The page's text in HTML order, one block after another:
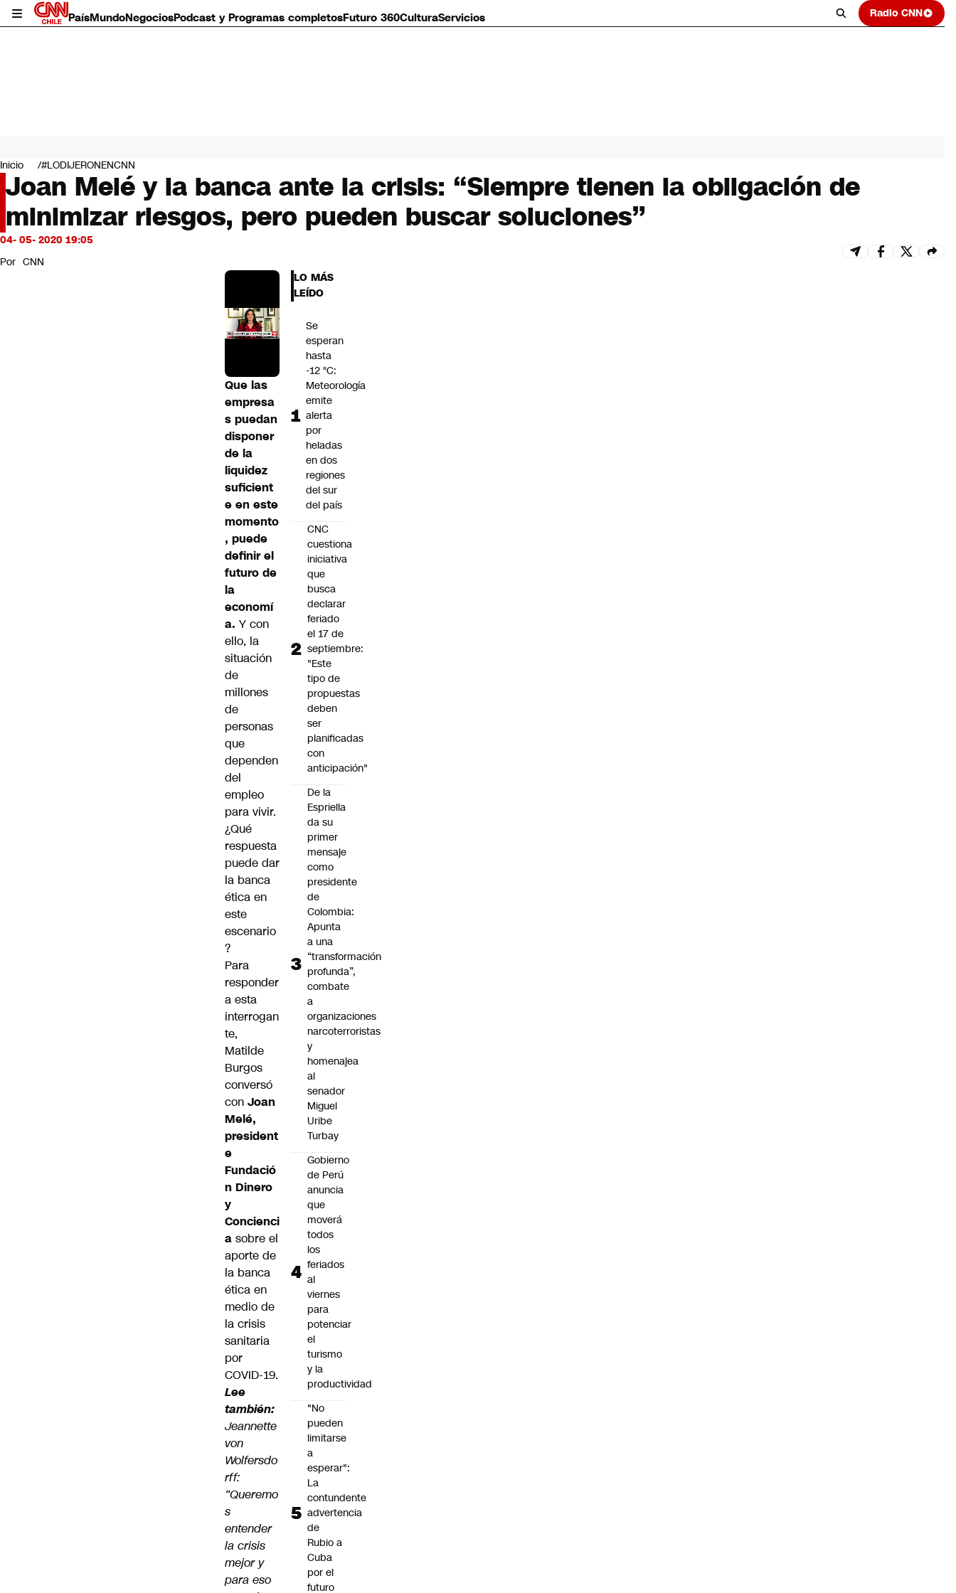
PaísMundoNegociosPodcast y Programas completosFuturo 360CulturaServicios Radio CNN
Mundo
Negocios
Deportes
Programas completos
Cultura
Servicios
Bits
CNN Data
Inicio #LODIJERONENCNN
Joan Melé y la banca ante la crisis: “Siempre tienen la obligación de
minimizar riesgos, pero pueden buscar soluciones”
04- 05- 2020 19:05
Por CNN
Que las
empresa
s puedan
disponer
de la
liquidez
suficient
e en este
momento
, puede
definir el
futuro de
la
economí
a. Y con
ello, la
situación
de
millones
de
personas
que
dependen
del
empleo
para vivir.
¿Qué
respuesta
puede dar
la banca
ética en
este
escenario
?
Para
responder
a esta
interrogan
te,
Matilde
Burgos
conversó
con Joan
Melé,
president
e
Fundació
n Dinero
y
Concienci
a sobre el
aporte de
la banca
ética en
medio de
la crisis
sanitaria
por
COVID-19.
Lee
también:
Jeannette
von
Wolfersdo
rff:
“Queremo
s
entender
la crisis
mejor y
para eso
LO MÁS
LEÍDO
Se
esperan
hasta
-12 °C:
Meteorología
emite
alerta
por
heladas
en dos
regiones
del sur
del país
CNC
cuestiona
iniciativa
que
busca
declarar
feriado
el 17 de
septiembre:
"Este
tipo de
propuestas
deben
ser
planificadas
con
anticipación"
De la
Espriella
da su
primer
mensaje
como
presidente
de
Colombia:
Apunta
a una
“transformación
profunda”,
combate
a
organizaciones
narcoterroristas
y
homenajea
al
senador
Miguel
Uribe
Turbay
Gobierno
de Perú
anuncia
que
moverá
todos
los
feriados
al
viernes
para
potenciar
el
turismo
y la
productividad
"No
pueden
limitarse
a
esperar":
La
contundente
advertencia
de
Rubio a
Cuba
por el
futuro